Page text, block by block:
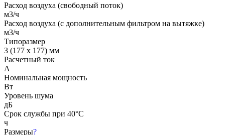
Расход воздуха (свободный поток)
м3/ч
Расход воздуха (с дополнительным фильтром на вытяжке)
м3/ч
Типоразмер
3 (177 x 177) мм
Расчетный ток
А
Номинальная мощность
Вт
Уровень шума
дБ
Срок службы при 40°C
ч
Размеры?